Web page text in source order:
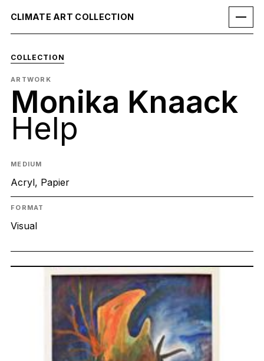
CLIMATE ART COLLECTION
COLLECTION
ARTWORK
Monika Knaack
Help
MEDIUM
Acryl, Papier
FORMAT
Visual